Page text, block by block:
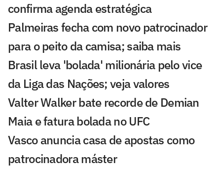
confirma agenda estratégica
Palmeiras fecha com novo patrocinador
para o peito da camisa; saiba mais
Brasil leva 'bolada' milionária pelo vice
da Liga das Nações; veja valores
Valter Walker bate recorde de Demian
Maia e fatura bolada no UFC
Vasco anuncia casa de apostas como
patrocinadora máster